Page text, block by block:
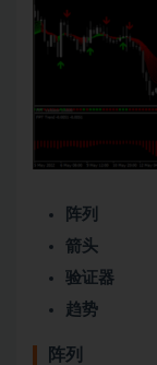
阵列
箭头
验证器
趋势
阵列